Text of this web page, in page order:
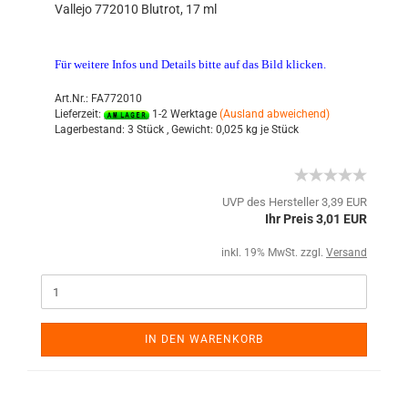
Vallejo 772010 Blutrot, 17 ml
Für weitere Infos und Details bitte auf das Bild klicken.
Art.Nr.: FA772010
Lieferzeit:
1-2 Werktage (Ausland abweichend)
Lagerbestand: 3 Stück , Gewicht: 0,025 kg je Stück
UVP des Hersteller 3,39 EUR
Ihr Preis 3,01 EUR
inkl. 19% MwSt. zzgl. Versand
IN DEN WARENKORB